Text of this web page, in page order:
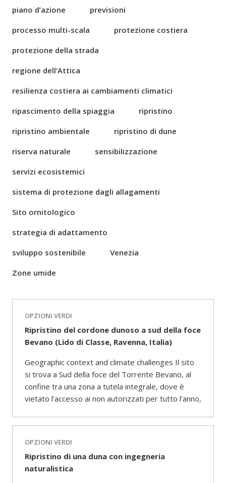
piano d’azione
previsioni
processo multi-scala
protezione costiera
protezione della strada
regione dell’Attica
resilienza costiera ai cambiamenti climatici
ripascimento della spiaggia
ripristino
ripristino ambientale
ripristino di dune
riserva naturale
sensibilizzazione
servizi ecosistemici
sistema di protezione dagli allagamenti
Sito ornitologico
strategia di adattamento
sviluppo sostenibile
Venezia
Zone umide
OPZIONI VERDI
Ripristino del cordone dunoso a sud della foce
Bevano (Lido di Classe, Ravenna, Italia)
Geographic context and climate challenges Il sito
si trova a Sud della foce del Torrente Bevano, al
confine tra una zona a tutela integrale, dove è
vietato l’accesso ai non autorizzati per tutto l’anno,
OPZIONI VERDI
Ripristino di una duna con ingegneria
naturalistica